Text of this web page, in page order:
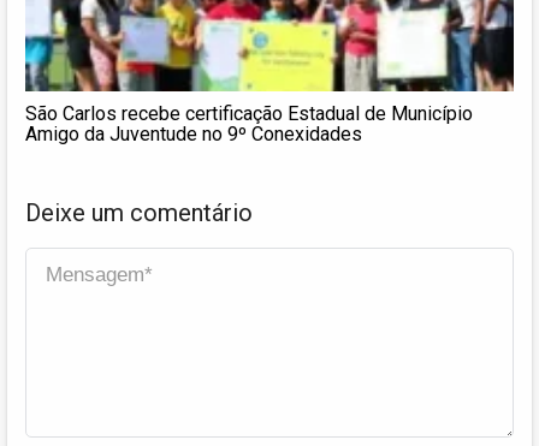
São Carlos recebe certificação Estadual de Município
Amigo da Juventude no 9º Conexidades
Deixe um comentário